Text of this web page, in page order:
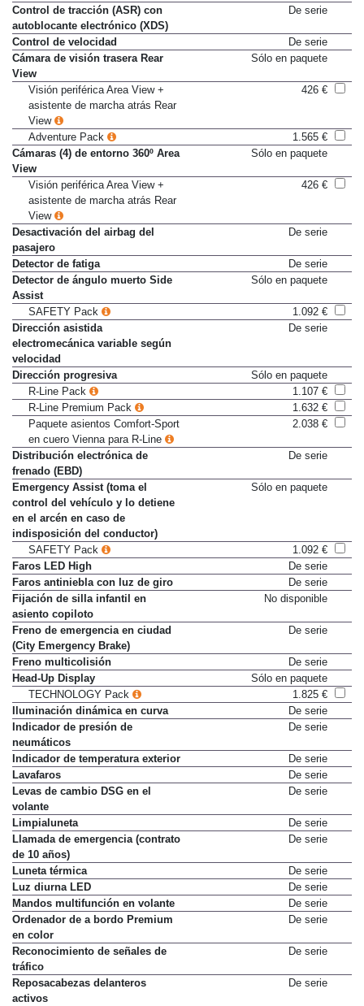
Control de estabilidad (ESP)
De serie
Control de tracción (ASR) con
autoblocante electrónico (XDS)
Control de velocidad
De serie
Cámara de visión trasera Rear
View
Visión periférica Area View +
asistente de marcha atrás Rear
View
Adventure Pack
1.565 €
Cámaras (4) de entorno 360º Area
View
Visión periférica Area View +
asistente de marcha atrás Rear
View
Desactivación del airbag del
pasajero
Detector de fatiga
De serie
Detector de ángulo muerto Side
Assist
SAFETY Pack
1.092 €
Dirección asistida
electromecánica variable según
velocidad
Dirección progresiva
Sólo en paquete
R-Line Pack
1.107 €
R-Line Premium Pack
1.632 €
Paquete asientos Comfort-Sport
en cuero Vienna para R-Line
Distribución electrónica de
frenado (EBD)
Emergency Assist (toma el
control del vehículo y lo detiene
en el arcén en caso de
indisposición del conductor)
SAFETY Pack
1.092 €
Faros LED High
De serie
Faros antiniebla con luz de giro
De serie
Fijación de silla infantil en
asiento copiloto
Freno de emergencia en ciudad
(City Emergency Brake)
Freno multicolisión
De serie
Head-Up Display
Sólo en paquete
TECHNOLOGY Pack
1.825 €
Iluminación dinámica en curva
De serie
Indicador de presión de
neumáticos
Indicador de temperatura exterior
De serie
Lavafaros
De serie
Levas de cambio DSG en el
volante
Limpialuneta
De serie
Llamada de emergencia (contrato
de 10 años)
Luneta térmica
De serie
Luz diurna LED
De serie
Mandos multifunción en volante
De serie
Ordenador de a bordo Premium
en color
Reconocimiento de señales de
tráfico
Reposacabezas delanteros